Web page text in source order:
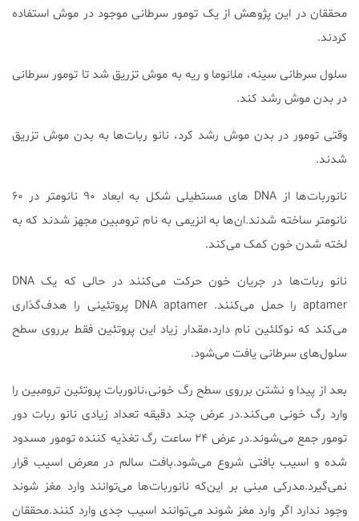
محققان در این پژوهش از یک تومور سرطانی موجود در موش استفاده
کردند.
سلول سرطانی سینه، ملانوما و ریه به موش تزریق شد تا تومور سرطانی
در بدن موش رشد کند.
وقتی تومور در بدن موش رشد کرد، نانو ربات‌ها به بدن موش تزریق
شدند.
نانوربات‌ها از DNA های مستطیلی شکل به ابعاد ۹۰ نانومتر در ۶۰
نانومتر ساخته شدند.ان‌ها به انزیمی به نام ترومبین مجهز شدند که به
لخته شدن خون کمک می‌کند.
نانو ربات‌ها در جریان خون حرکت می‌کنند در حالی که یک DNA
aptamer را حمل می‌کنند. DNA aptamer پروتئینی را هدف‌گذاری
می‌کند که نوکلئین نام دارد،مقدار زیاد این پروتئین فقط برروی سطح
سلول‌های سرطانی یافت می‌شود.
بعد از پیدا و نشتن برروی سطح رگ خونی،نانوربات پروتئین ترومبین را
وارد رگ خونی می‌کند.در عرض چند دقیقه تعداد زیادی نانو ربات دور
تومور جمع می‌شوند.در عرض ۲۴ ساعت رگ تغذیه کننده تومور مسدود
شده و اسیب بافتی شروع می‌شود.بافت سالم در معرض اسیب قرار
نمی‌گیرد.مدرکی مبنی بر این‌که نانوربات‌ها می‌توانند وارد مغز شوند
وجود ندارد اگر وارد مغز شوند می‌توانند اسیب جدی وارد کنند.محققان